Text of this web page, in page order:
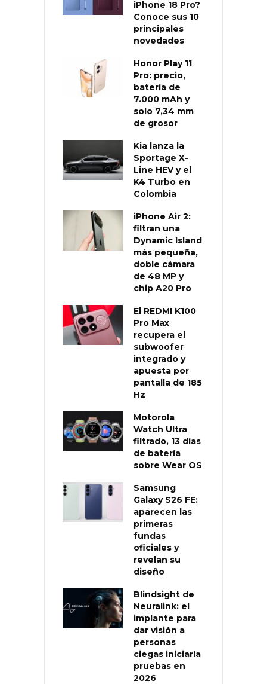
iPhone 18 Pro?
Conoce sus 10
principales
novedades
Honor Play 11
Pro: precio,
batería de
7.000 mAh y
solo 7,34 mm
de grosor
Kia lanza la
Sportage X-
Line HEV y el
K4 Turbo en
Colombia
iPhone Air 2:
filtran una
Dynamic Island
más pequeña,
doble cámara
de 48 MP y
chip A20 Pro
El REDMI K100
Pro Max
recupera el
subwoofer
integrado y
apuesta por
pantalla de 185
Hz
Motorola
Watch Ultra
filtrado, 13 días
de batería
sobre Wear OS
Samsung
Galaxy S26 FE:
aparecen las
primeras
fundas
oficiales y
revelan su
diseño
Blindsight de
Neuralink: el
implante para
dar visión a
personas
ciegas iniciaría
pruebas en
2026